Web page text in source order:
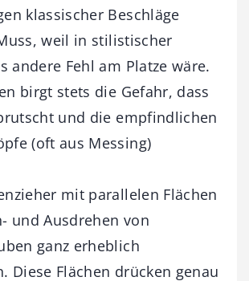
klassischer Beschläge
weil in stilistischer
andere Fehl am Platze wäre.
birgt stets die Gefahr, dass
und die empfindlichen
(oft aus Messing)
mit parallelen Flächen
und Ausdrehen von
ganz erheblich
Diese Flächen drücken genau